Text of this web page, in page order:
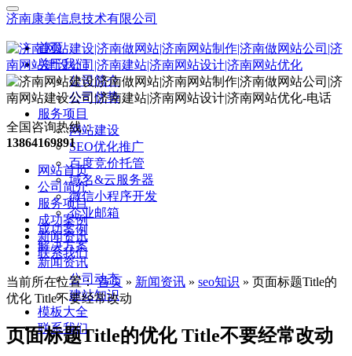
济南康美信息技术有限公司
首页
关于我们
公司简介
公司优势
服务项目
网站建设
SEO优化推广
百度竞价托管
域名&云服务器
微信小程序开发
企业邮箱
成功案例
解决方案
新闻资讯
公司动态
建站知识
模板大全
联系我们
全国咨询热线：
13864169891
网站首页
公司简介
服务项目
成功案例
新闻资讯
联系我们
当前所在位置：首页 » 新闻资讯 » seo知识 » 页面标题Title的
优化 Title不要经常改动
页面标题Title的优化 Title不要经常改动